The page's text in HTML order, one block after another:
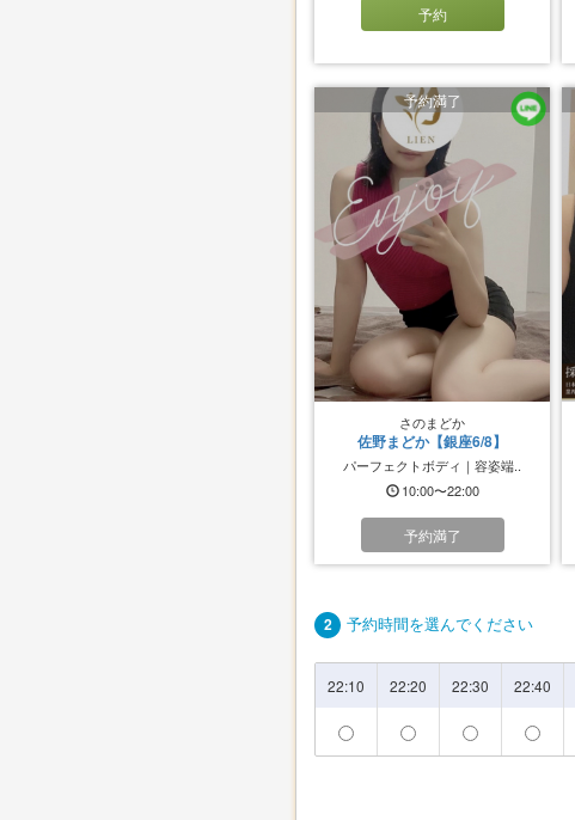
予約
予約満了
さのまどか
佐野まどか【銀座6/8】
パーフェクトボディ｜容姿端..
10:00〜22:00
予約満了
2 予約時間を選んでください
22:10 22:20 22:30 22:40